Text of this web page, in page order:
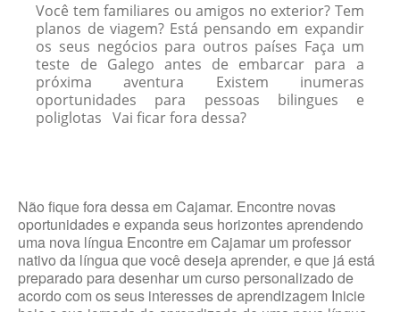
Você tem familiares ou amigos no exterior? Tem
planos de viagem? Está pensando em expandir
os seus negócios para outros países Faça um
teste de Galego antes de embarcar para a
próxima aventura Existem inumeras
oportunidades para pessoas bilingues e
poliglotas Vai ficar fora dessa?
Não fique fora dessa em Cajamar. Encontre novas
oportunidades e expanda seus horizontes aprendendo
uma nova língua Encontre em Cajamar um professor
nativo da língua que você deseja aprender, e que já está
preparado para desenhar um curso personalizado de
acordo com os seus interesses de aprendizagem Inicie